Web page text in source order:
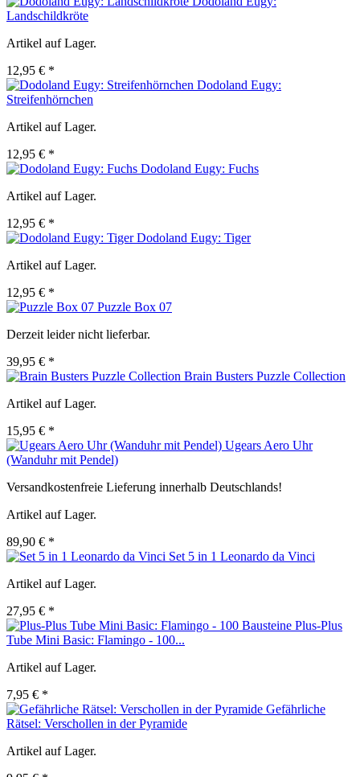
Landschildkröte
Artikel auf Lager.
12,95 € *
Dodoland Eugy:
Streifenhörnchen
Artikel auf Lager.
12,95 € *
Dodoland Eugy: Fuchs
Artikel auf Lager.
12,95 € *
Dodoland Eugy: Tiger
Artikel auf Lager.
12,95 € *
Puzzle Box 07
Derzeit leider nicht lieferbar.
39,95 € *
Brain Busters Puzzle Collection
Artikel auf Lager.
15,95 € *
Ugears Aero Uhr
(Wanduhr mit Pendel)
Versandkostenfreie Lieferung innerhalb Deutschlands!
Artikel auf Lager.
89,90 € *
Set 5 in 1 Leonardo da Vinci
Artikel auf Lager.
27,95 € *
Plus-Plus
Tube Mini Basic: Flamingo - 100...
Artikel auf Lager.
7,95 € *
Gefährliche
Rätsel: Verschollen in der Pyramide
Artikel auf Lager.